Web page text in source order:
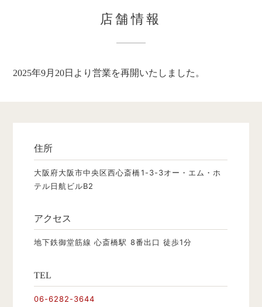
店舗情報
2025年9月20日より営業を再開いたしました。
住所
大阪府大阪市中央区西心斎橋1-3-3オー・エム・ホ
テル日航ビルB2
アクセス
地下鉄御堂筋線 心斎橋駅 8番出口 徒歩1分
TEL
06-6282-3644